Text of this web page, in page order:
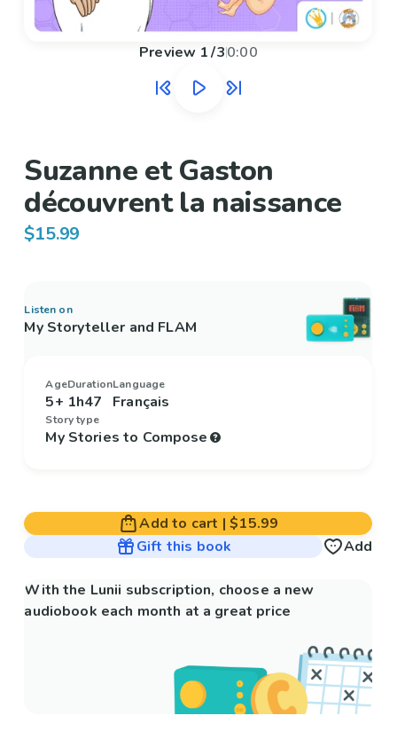
Preview 1/30:00
Suzanne et Gaston
découvrent la naissance
$15.99
Listen on
My Storyteller and FLAM
Age
5+
Duration
1h47
Language
Français
Story type
My Stories to Compose
Add to cart |$15.99
Gift this book
Add
With the Lunii subscription, choose a new
audiobook each month at a great price